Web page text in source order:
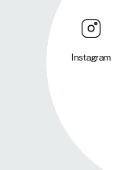
Instagram